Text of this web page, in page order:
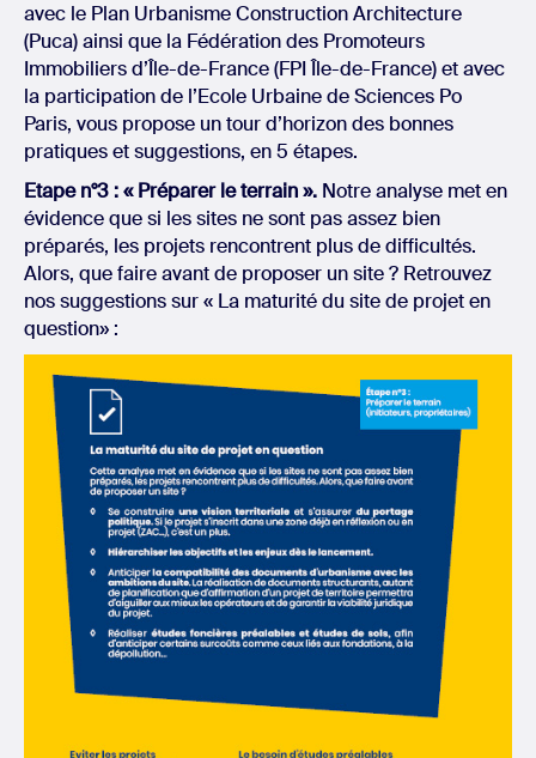
avec le Plan Urbanisme Construction Architecture
(Puca) ainsi que la Fédération des Promoteurs
Immobiliers d’Île-de-France (FPI Île-de-France) et avec
la participation de l’Ecole Urbaine de Sciences Po
Paris, vous propose un tour d’horizon des bonnes
pratiques et suggestions, en 5 étapes.
Etape n°3 : « Préparer le terrain ». Notre analyse met en
évidence que si les sites ne sont pas assez bien
préparés, les projets rencontrent plus de difficultés.
Alors, que faire avant de proposer un site ? Retrouvez
nos suggestions sur « La maturité du site de projet en
question» :